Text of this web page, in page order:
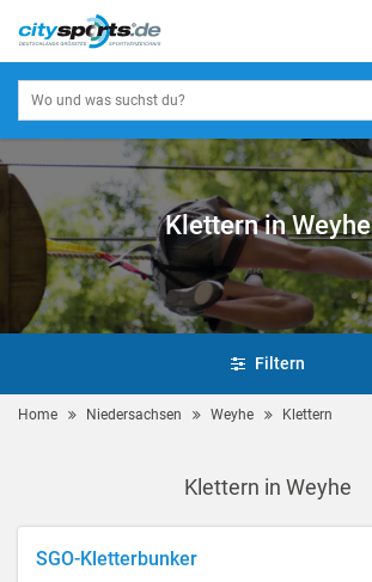
Klettern in Weyhe
Filtern
Home Niedersachsen Weyhe Klettern
Klettern in Weyhe
SGO-Kletterbunker